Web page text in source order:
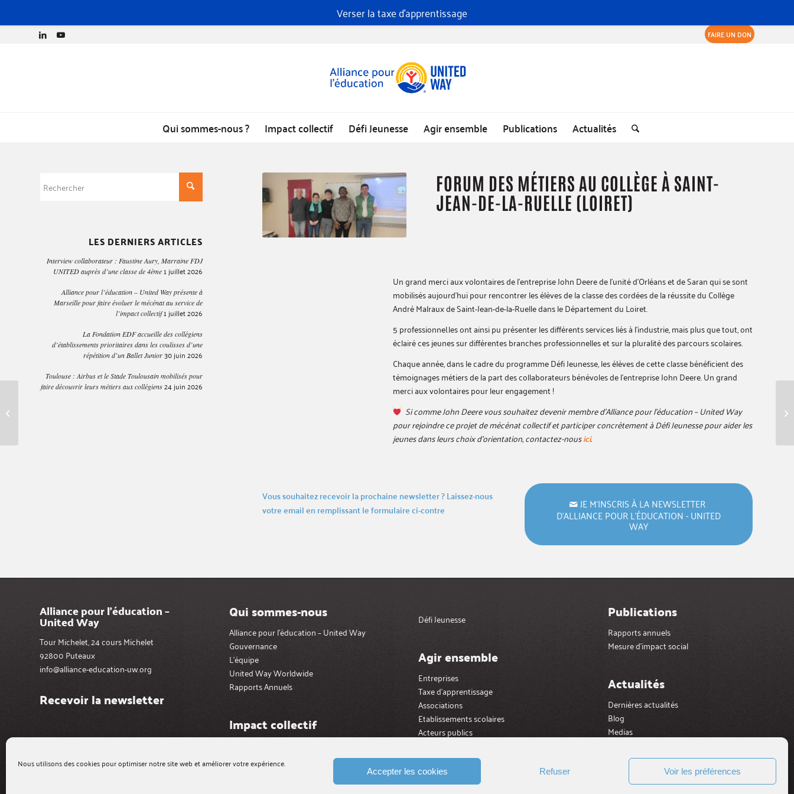
Nous utilisons des cookies pour optimiser notre site web et améliorer votre expérience.
Accepter les cookies Refuser Voir les préférences
FAIRE UN DON
Qui sommes-nous ? Impact collectif Défi Jeunesse Agir ensemble Publications Actualités
FORUM DES MÉTIERS AU COLLÈGE À SAINT-
JEAN-DE-LA-RUELLE (LOIRET)
Un grand merci aux volontaires de l’entreprise John Deere de l’unité d’Orléans et de Saran qui se sont
mobilisés aujourd’hui pour rencontrer les élèves de la classe des cordées de la réussite du Collège
André Malraux de Saint-Jean-de-la-Ruelle dans le Département du Loiret.
5 professionnel.les ont ainsi pu présenter les différents services liés à l’industrie, mais plus que tout, ont
éclairé ces jeunes sur différentes branches professionnelles et sur la pluralité des parcours scolaires.
Chaque année, dans le cadre du programme Défi Jeunesse, les élèves de cette classe bénéficient des
témoignages métiers de la part des collaborateurs bénévoles de l’entreprise John Deere. Un grand
merci aux volontaires pour leur engagement !
Si comme John Deere vous souhaitez devenir membre d’Alliance pour l’éducation – United Way
pour rejoindre ce projet de mécénat collectif et participer concrètement à Défi Jeunesse pour aider les
jeunes dans leurs choix d’orientation, contactez-nousici.
Vous souhaitez recevoir la prochaine newsletter ? Laissez-nous
votre email en remplissant le formulaire ci-contre
JE M‘INSCRIS À LA NEWSLETTER
D’ALLIANCE POUR L’ÉDUCATION - UNITED
WAY
LES DERNIERS ARTICLES
Interview collaborateur : Faustine Aury, Marraine FDJ
UNITED auprès d’une classe de 4ème 1 juillet 2026
Alliance pour l’éducation – United Way présente à
Marseille pour faire évoluer le mécénat au service de
l’impact collectif 1 juillet 2026
La Fondation EDF accueille des collégiens
d’établissements prioritaires dans les coulisses d’une
répétition d’un Ballet Junior 30 juin 2026
Toulouse : Airbus et le Stade Toulousain mobilisés pour
faire découvrir leurs métiers aux collégiens 24 juin 2026
Alliance pour l’éducation –
United Way
Tour Michelet, 24 cours Michelet
92800 Puteaux
info@alliance-education-uw.org
Recevoir la newsletter
Qui sommes-nous
Alliance pour l’éducation – United Way
Gouvernance
L’équipe
United Way Worldwide
Rapports Annuels
Impact collectif
Défi Jeunesse
Agir ensemble
Entreprises
Taxe d’apprentissage
Associations
Etablissements scolaires
Acteurs publics
Publications
Rapports annuels
Mesure d’impact social
Actualités
Dernières actualités
Blog
Medias
Verser la taxe d'apprentissage